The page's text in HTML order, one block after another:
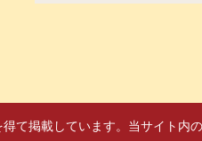
て掲載しています。当サイト内